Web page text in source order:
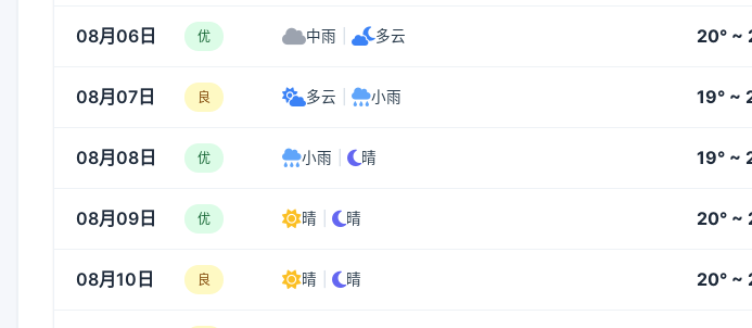
08月06日 优 中雨 多云 20° ~
08月07日 良 多云 小雨 19° ~
08月08日 优 小雨 晴 19° ~
08月09日 优 晴 晴 20° ~
08月10日 良 晴 晴 20° ~